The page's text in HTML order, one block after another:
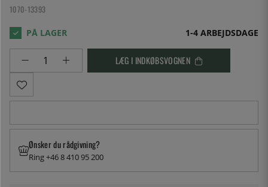
1070-13393
1-4 ARBEJDSDAGE
LÆG I INDKØBSVOGNEN
Ønsker du rådgivning?
Ring +46 8 410 95 200